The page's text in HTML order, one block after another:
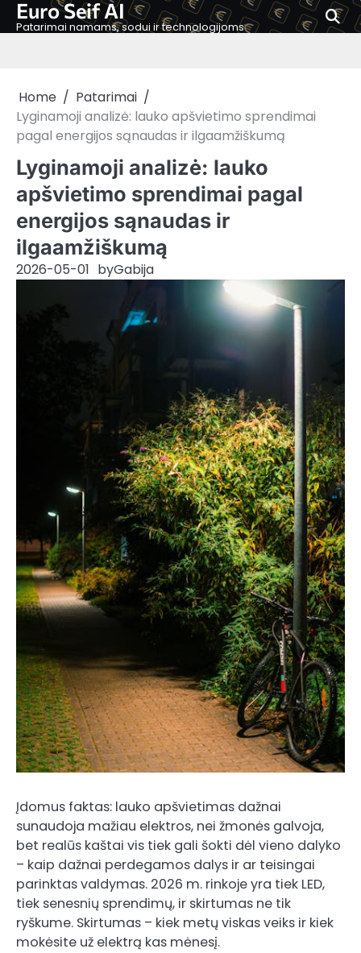
SkipEuro Seif AI
Patarimai namams, sodui ir technologijoms
Home
Patarimai
Lyginamoji analizė: lauko apšvietimo sprendimai
pagal energijos sąnaudas ir ilgaamžiškumą
Lyginamoji analizė: lauko
apšvietimo sprendimai pagal
energijos sąnaudas ir
ilgaamžiškumą
2026-05-01 byGabija
Įdomus faktas: lauko apšvietimas dažnai
sunaudoja mažiau elektros, nei žmonės galvoja,
bet realūs kaštai vis tiek gali šokti dėl vieno dalyko
– kaip dažnai perdegamos dalys ir ar teisingai
parinktas valdymas. 2026 m. rinkoje yra tiek LED,
tiek senesnių sprendimų, ir skirtumas ne tik
ryškume. Skirtumas – kiek metų viskas veiks ir kiek
mokėsite už elektrą kas mėnesį.